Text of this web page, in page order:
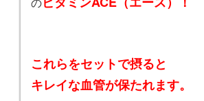
これらをセットで摂ると
キレイな血管が保たれます。